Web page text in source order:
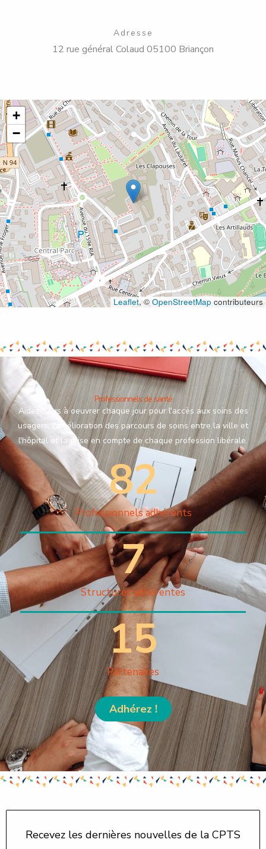
Adresse
12 rue général Colaud 05100 Briançon
+
−
Leaflet, © OpenStreetMap contributeurs
Professionnels de santé
Aidez-nous à oeuvrer chaque jour pour l'accès aux soins des
usagers, l'amélioration des parcours de soins entre la ville et
l'hôpital et la prise en compte de chaque profession libérale.
Professionnels adhérents
82
Structures adhérentes
7
Partenaires
15
Adhérez !
Recevez les dernières nouvelles de la CPTS